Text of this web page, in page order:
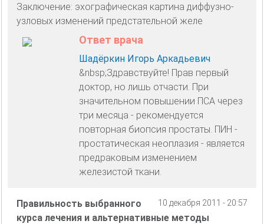
Заключение: эхографическая картина диффузно-
узловых изменений предстательной желе
Ответ врача
Шадёркин Игорь Аркадьевич
&nbsp;Здравствуйте! Прав первый
доктор, но лишь отчасти. При
значительном повышении ПСА через
три месяца - рекомендуется
повторная биопсия простаты. ПИН -
простатическая неоплазия - является
предраковым изменением
железистой ткани.
10 декабря 2011 - 20:57
Правильность выбранного
курса лечения и альтернативные методы